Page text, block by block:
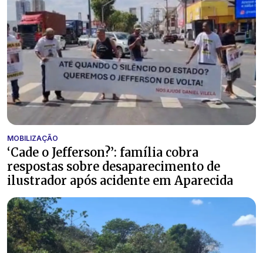
MOBILIZAÇÃO
‘Cade o Jefferson?’: família cobra
respostas sobre desaparecimento de
ilustrador após acidente em Aparecida